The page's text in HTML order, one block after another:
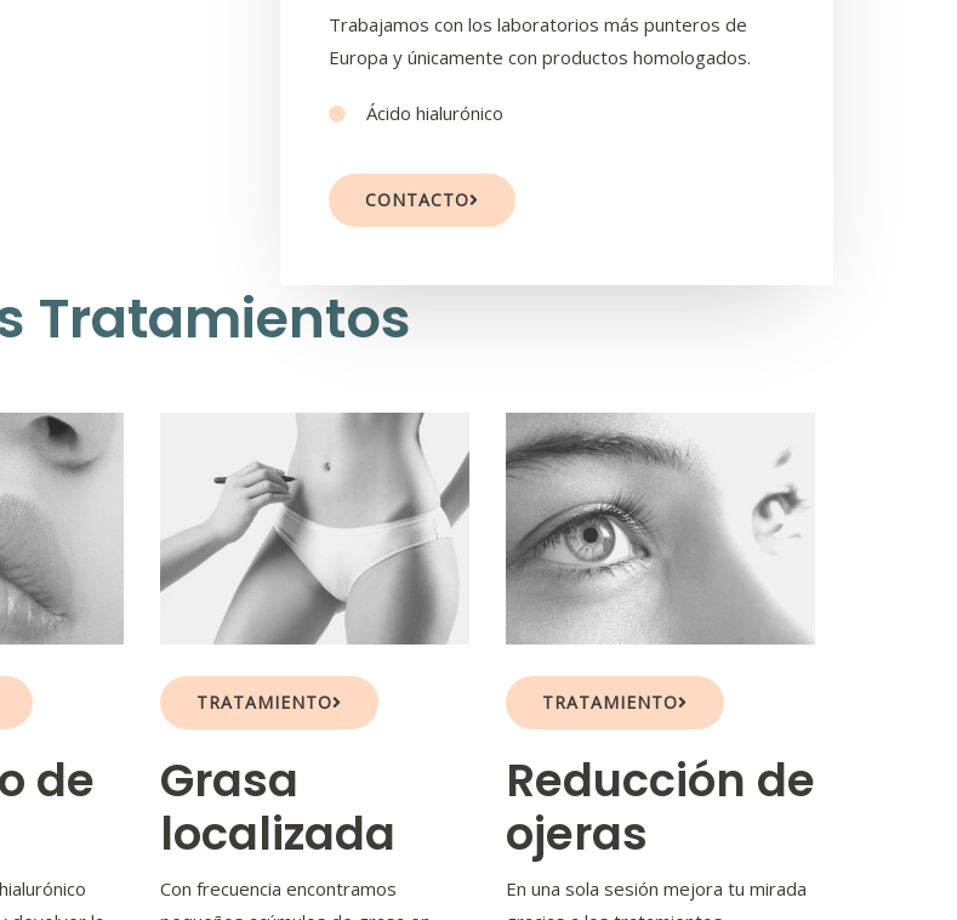
Trabajamos con los laboratorios más punteros de
Europa y únicamente con productos homologados.
Ácido hialurónico
CONTACTO
Tratamientos
de
TRATAMIENTO
Grasa
localizada
Con frecuencia encontramos
TRATAMIENTO
Reducción de
ojeras
En una sola sesión mejora tu mirada